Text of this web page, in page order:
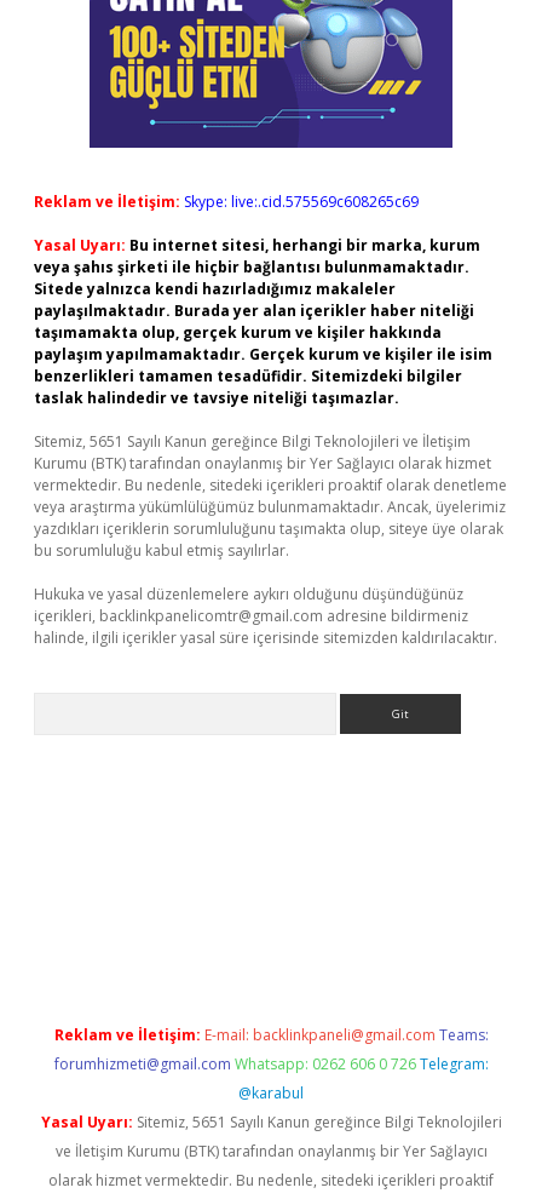
Reklam ve İletişim: Skype: live:.cid.575569c608265c69
Yasal Uyarı: Bu internet sitesi, herhangi bir marka, kurum
veya şahıs şirketi ile hiçbir bağlantısı bulunmamaktadır.
Sitede yalnızca kendi hazırladığımız makaleler
paylaşılmaktadır. Burada yer alan içerikler haber niteliği
taşımamakta olup, gerçek kurum ve kişiler hakkında
paylaşım yapılmamaktadır. Gerçek kurum ve kişiler ile isim
benzerlikleri tamamen tesadüfidir. Sitemizdeki bilgiler
taslak halindedir ve tavsiye niteliği taşımazlar.
Sitemiz, 5651 Sayılı Kanun gereğince Bilgi Teknolojileri ve İletişim
Kurumu (BTK) tarafından onaylanmış bir Yer Sağlayıcı olarak hizmet
vermektedir. Bu nedenle, sitedeki içerikleri proaktif olarak denetleme
veya araştırma yükümlülüğümüz bulunmamaktadır. Ancak, üyelerimiz
yazdıkları içeriklerin sorumluluğunu taşımakta olup, siteye üye olarak
bu sorumluluğu kabul etmiş sayılırlar.
Hukuka ve yasal düzenlemelere aykırı olduğunu düşündüğünüz
içerikleri, backlinkpanelicomtr@gmail.com adresine bildirmeniz
halinde, ilgili içerikler yasal süre içerisinde sitemizden kaldırılacaktır.
Reklam ve İletişim: E-mail: backlinkpaneli@gmail.com Teams:
forumhizmeti@gmail.com Whatsapp: 0262 606 0 726 Telegram:
@karabul
Yasal Uyarı: Sitemiz, 5651 Sayılı Kanun gereğince Bilgi Teknolojileri
ve İletişim Kurumu (BTK) tarafından onaylanmış bir Yer Sağlayıcı
olarak hizmet vermektedir. Bu nedenle, sitedeki içerikleri proaktif